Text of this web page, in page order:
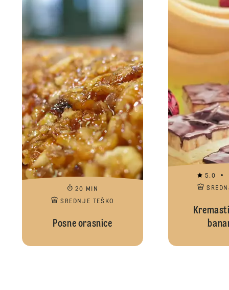
20 MIN
SREDNJE TEŠKO
Posne orasnice
5.0